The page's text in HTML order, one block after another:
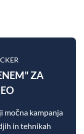
ZA
močna kampanja
in tehnikah